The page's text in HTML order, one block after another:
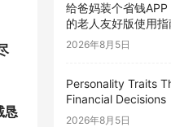
恳
给爸妈装个省钱
的老人友好版使用指
2026年8月5日
Personality Traits
Financial Decisions
2026年8月5日